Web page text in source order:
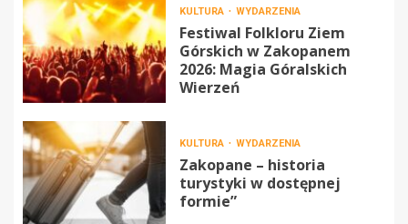
KULTURA WYDARZENIA
Festiwal Folkloru Ziem
Górskich w Zakopanem
2026: Magia Góralskich
Wierzeń
KULTURA WYDARZENIA
Zakopane – historia
turystyki w dostępnej
formie”